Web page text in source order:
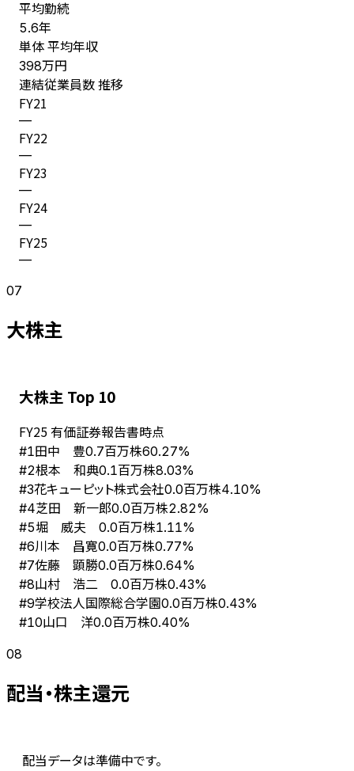
平均勤続
5.6年
単体 平均年収
398万円
連結従業員数 推移
FY21
—
FY22
—
FY23
—
FY24
—
FY25
—
07
大株主
大株主 Top 10
FY25 有価証券報告書時点
#1田中 豊0.7百万株60.27%
#2根本 和典0.1百万株8.03%
#3花キューピット株式会社0.0百万株4.10%
#4芝田 新一郎0.0百万株2.82%
#5堀 威夫 0.0百万株1.11%
#6川本 昌寛0.0百万株0.77%
#7佐藤 顕勝0.0百万株0.64%
#8山村 浩二 0.0百万株0.43%
#9学校法人国際総合学園0.0百万株0.43%
#10山口 洋0.0百万株0.40%
08
配当・株主還元
配当データは準備中です。